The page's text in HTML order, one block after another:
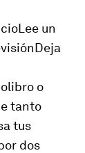
un
o
tanto
tus
dos